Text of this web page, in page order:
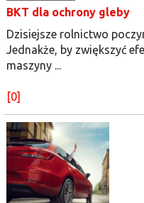
BKT dla ochrony gleby
Dzisiejsze rolnictwo
Jednakże, by zwiększyć
maszyny ...
[0]